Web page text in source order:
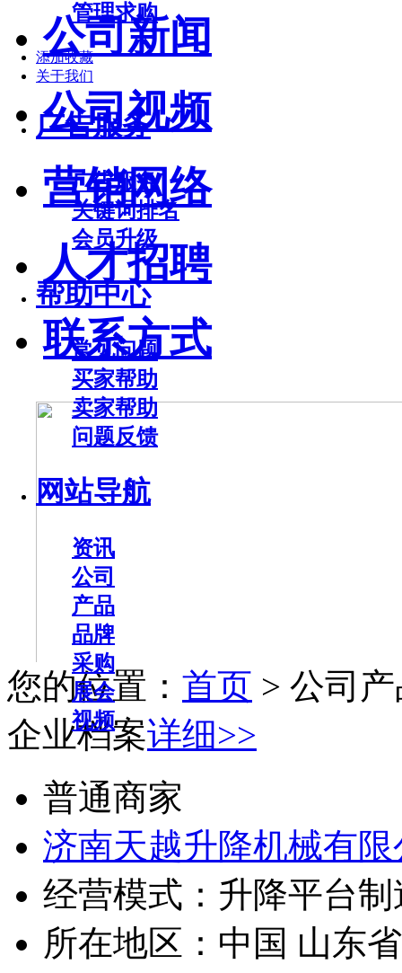
管理求购
添加收藏
关于我们
广告服务
广告服务
关键词排名
会员升级
帮助中心
常见问题
买家帮助
卖家帮助
问题反馈
网站导航
资讯
公司
产品
品牌
采购
展会
视频
公司新闻
公司视频
营销网络
人才招聘
联系方式
您的位置： 首页 > 公司
企业档案详细>>
普通商家
济南天越升降机械有限
经营模式： 升降平台
所在地区： 中国 山东